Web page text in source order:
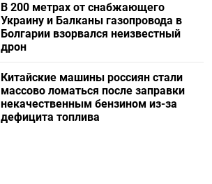
В 200 метрах от снабжающего
Украину и Балканы газопровода в
Болгарии взорвался неизвестный
дрон
Китайские машины россиян стали
массово ломаться после заправки
некачественным бензином из-за
дефицита топлива